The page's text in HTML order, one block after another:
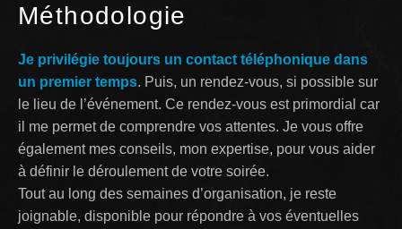
Méthodologie
Je privilégie toujours un contact téléphonique dans
un premier temps. Puis, un rendez-vous, si possible sur
le lieu de l’événement. Ce rendez-vous est primordial car
il me permet de comprendre vos attentes. Je vous offre
également mes conseils, mon expertise, pour vous aider
à définir le déroulement de votre soirée.
Tout au long des semaines d’organisation, je reste
joignable, disponible pour répondre à vos éventuelles